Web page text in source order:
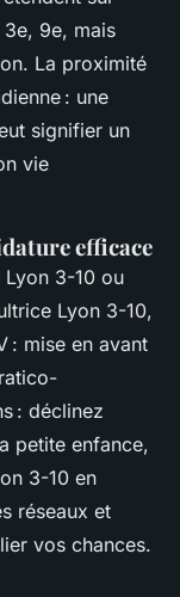
3e, 9e, mais
La proximité
: une
signifier un
vie
efficace
3-10 ou
Lyon 3-10,
: mise en avant
: déclinez
petite enfance,
3-10 en
réseaux et
vos chances.